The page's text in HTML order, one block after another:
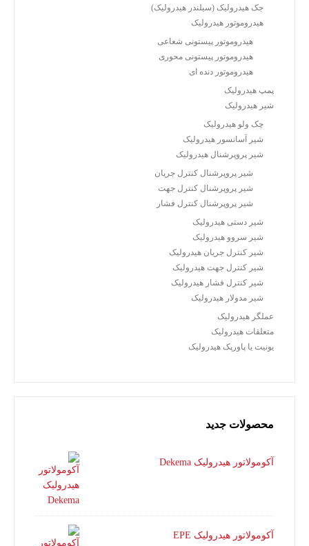
جک هیدرولیک (سیلندر هیدرولیک)
هیدروموتور هیدرولیک
هیدروموتور پیستونی شعاعی
هیدروموتور پیستونی محوری
هیدروموتور دنده ای
پمپ هیدرولیک
شیر هیدرولیک
چک ولو هیدرولیک
شیر آسانسور هیدرولیک
شیر پروپرشنال هیدرولیک
شیر پروپرشنال کنترل جریان
شیر پروپرشنال کنترل جهت
شیر پروپرشنال کنترل فشار
شیر دستی هیدرولیک
شیر سروو هیدرولیک
شیر کنترل جریان هیدرولیک
شیر کنترل جهت هیدرولیک
شیر کنترل فشار هیدرولیک
شیر مدولار هیدرولیک
عملگر هیدرولیک
متعلقات هیدرولیک
یونیت یا پاورپک هیدرولیک
محصولات جدید
آکومولاتور هیدرولیک Dekema
آکومولاتور هیدرولیک EPE